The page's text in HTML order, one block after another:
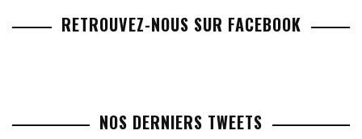
RETROUVEZ-NOUS SUR FACEBOOK
NOS DERNIERS TWEETS